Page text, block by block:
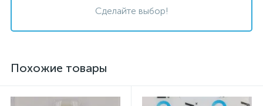
Сделайте выбор!
Похожие товары